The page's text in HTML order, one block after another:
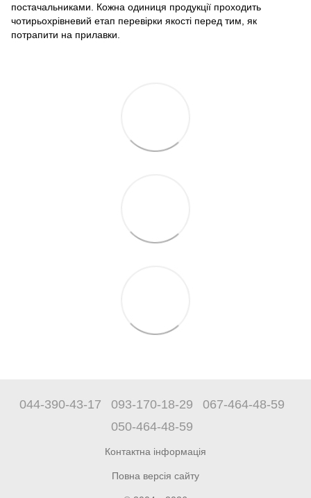
постачальниками. Кожна одиниця продукції проходить
чотирьохрівневий етап перевірки якості перед тим, як
потрапити на прилавки.
044-390-43-17 093-170-18-29
067-464-48-59
050-464-48-59
Контактна інформація
Повна версія сайту